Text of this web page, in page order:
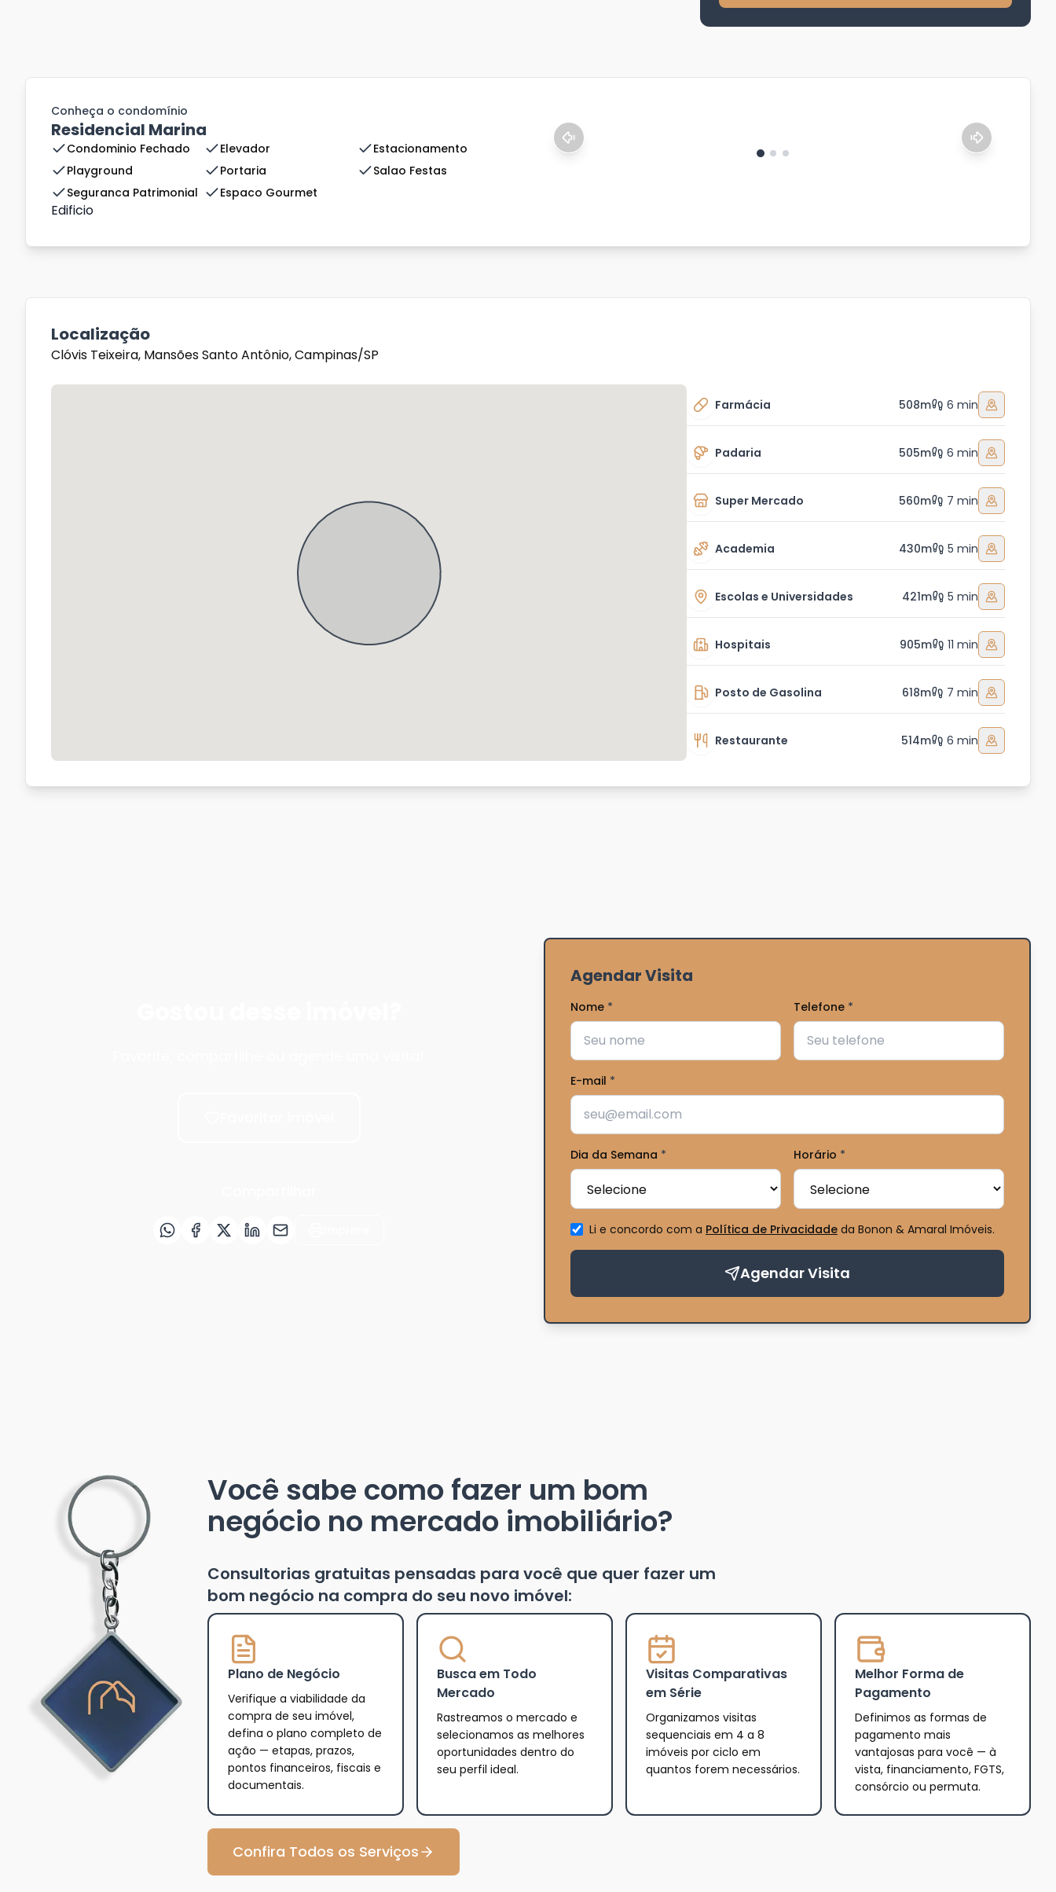
Conheça o condomínio
Residencial Marina
Condominio Fechado Elevador
Estacionamento
Playground
Portaria
Salao Festas
Seguranca Patrimonial
Espaco Gourmet
Edificio
Localização
Clóvis Teixeira, Mansões Santo Antônio, Campinas/SP
Farmácia 508m 6 min
Padaria 505m 6 min
Super Mercado 560m 7 min
Academia 430m 5 min
Escolas e Universidades 421m 5 min
Hospitais 905m 11 min
Posto de Gasolina 618m 7 min
Restaurante 514m 6 min
Agendar Visita
Nome * Telefone *
E-mail *
Dia da Semana * Horário *
Li e concordo com a Política de Privacidade da Bonon & Amaral Imóveis.
Agendar Visita
Você sabe como fazer um bom
negócio no mercado imobiliário?
Consultorias gratuitas pensadas para você que quer fazer um
bom negócio na compra do seu novo imóvel:
Plano de Negócio
Verifique a viabilidade da
compra de seu imóvel,
defina o plano completo de
ação — etapas, prazos,
pontos financeiros, fiscais e
documentais.
Busca em Todo
Mercado
Rastreamos o mercado e
selecionamos as melhores
oportunidades dentro do
seu perfil ideal.
Visitas Comparativas
em Série
Organizamos visitas
sequenciais em 4 a 8
imóveis por ciclo em
quantos forem necessários.
Melhor Forma de
Pagamento
Definimos as formas de
pagamento mais
vantajosas para você — à
vista, financiamento, FGTS,
consórcio ou permuta.
Confira Todos os Serviços